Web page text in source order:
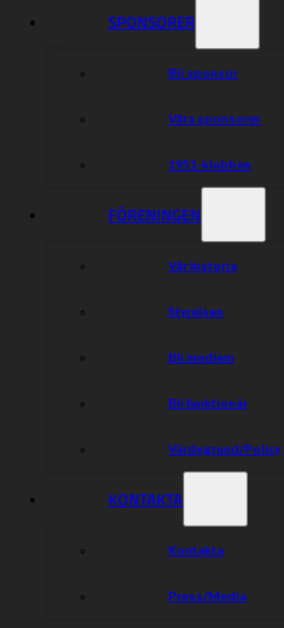
SPONSORER
Bli sponsor
Våra sponsorer
1951-klubben
FÖRENINGEN
Vår historia
Styrelsen
Bli medlem
Bli funktionär
Värdegrund/Policy
KONTAKTA
Kontakta
Press/Media